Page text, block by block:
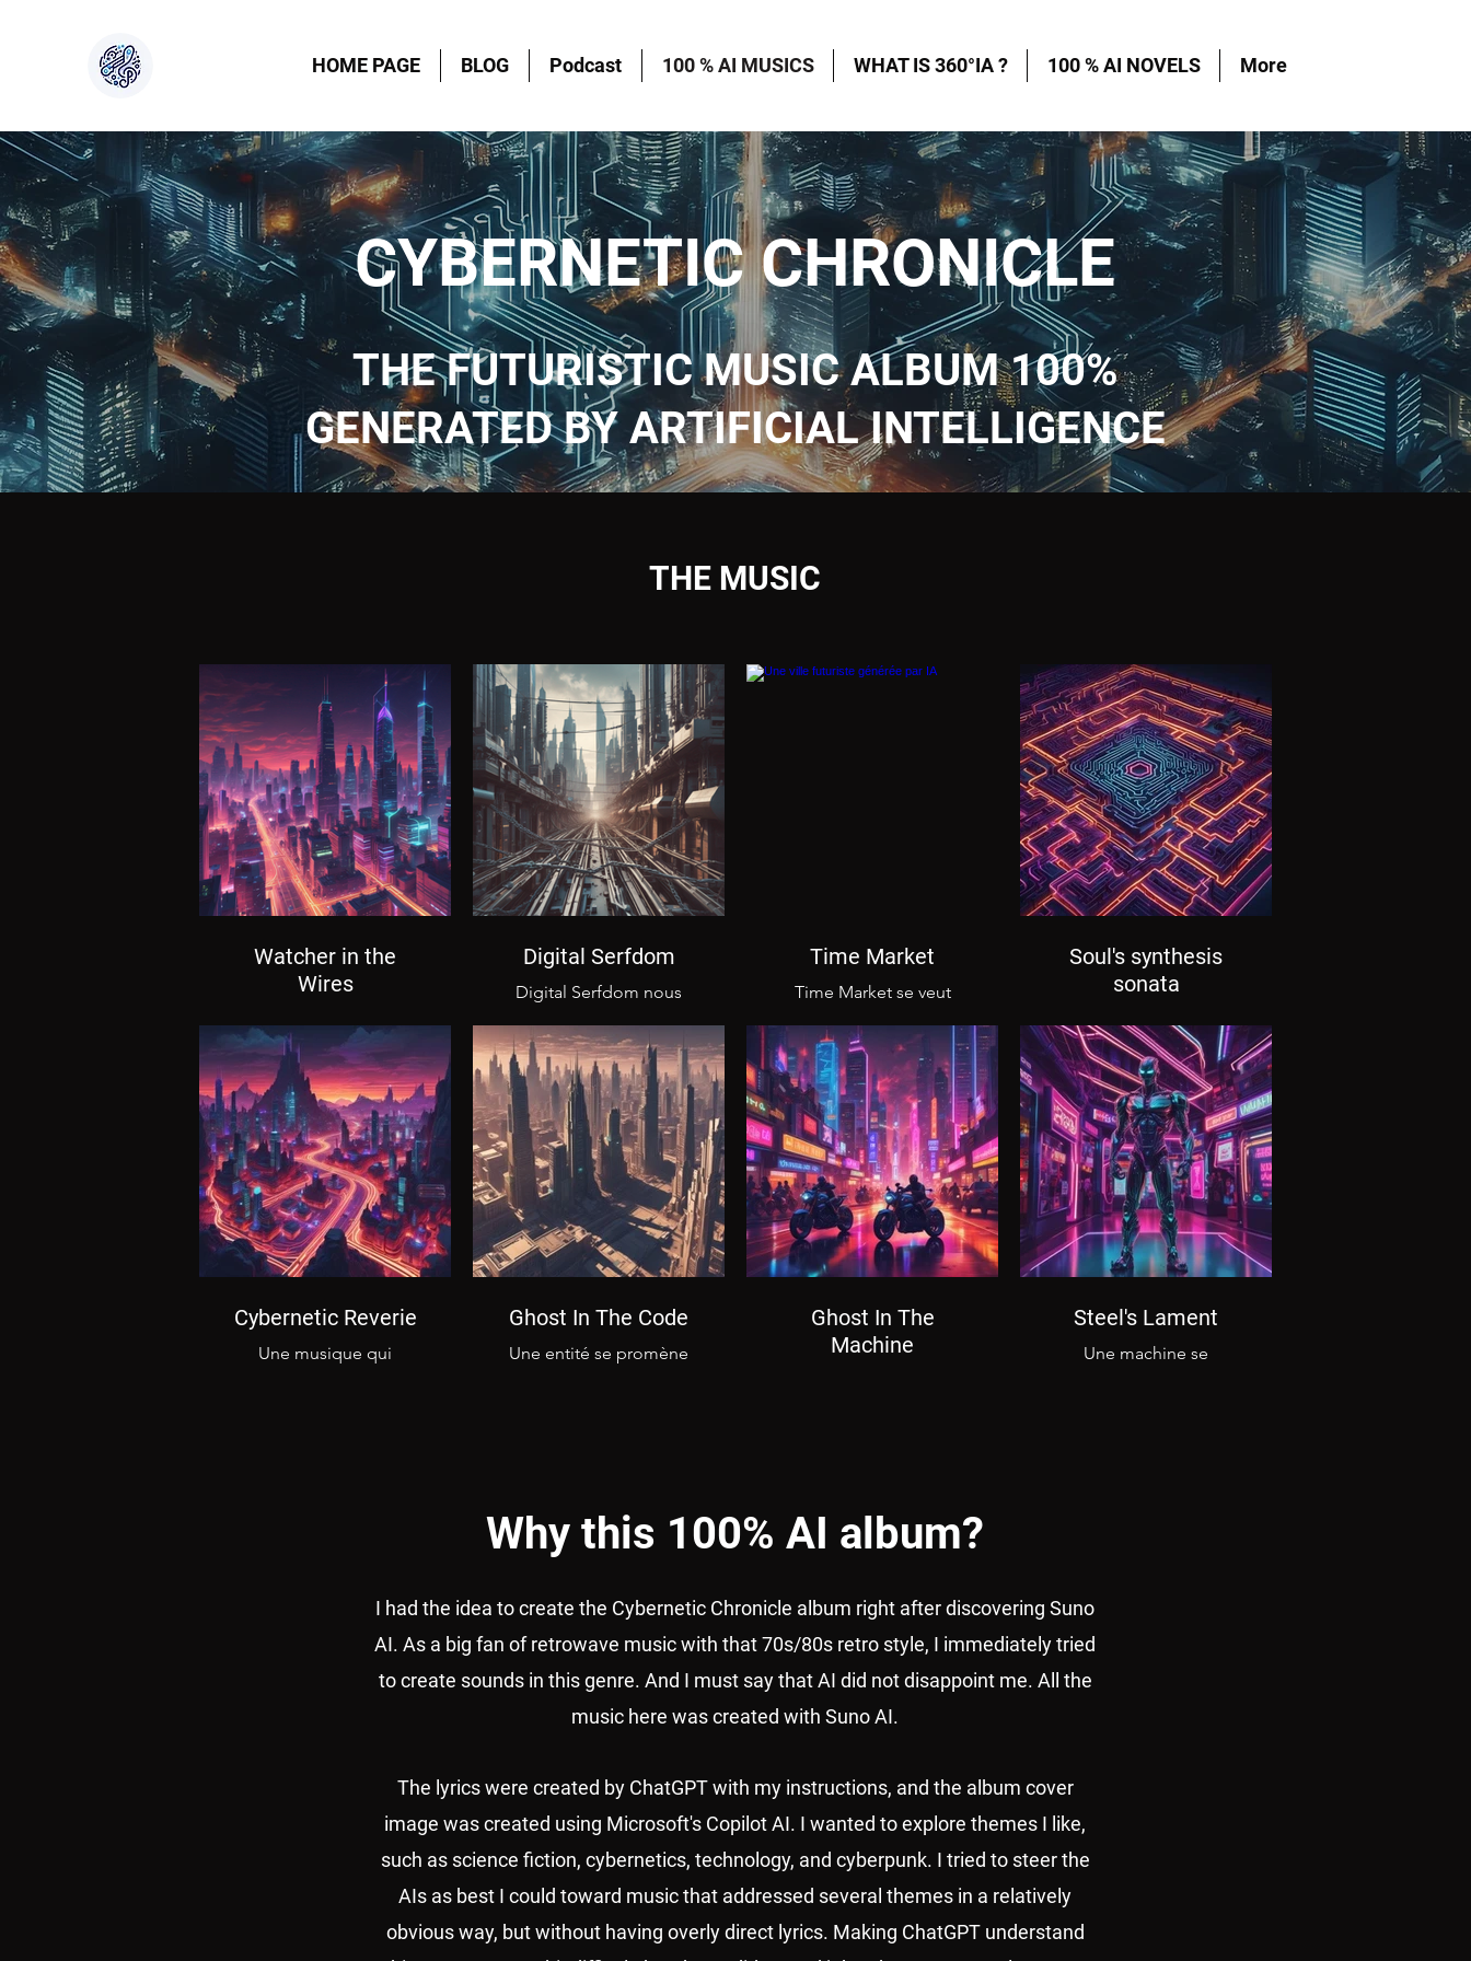
HOME PAGE BLOG Podcast 100 % AI MUSICS WHAT IS 360°IA ? 100 % AI NOVELS More
CYBERNETIC CHRONICLE
THE FUTURISTIC MUSIC ALBUM 100%
GENERATED BY ARTIFICIAL INTELLIGENCE
THE MUSIC
Watcher in the
Wires
vous dévoile une entité
qui observe les
humains et les autres
machines dans la ville,
devenue son terrain de
jeu...
Digital Serfdom
Digital Serfdom nous
somme jamais libres
avec la technologie
Time Market
Time Market se veut
notre temps, qui est
compté par tous...
Soul's synthesis
sonata
science fiction qui nous
rappelle la place de la
machine et l'évolution
de l'homme
Cybernetic Reverie
Une musique qui
Ghost In The Code
Une entité se promène
Ghost In The
Machine
Steel's Lament
Une machine se
Why this 100% AI album?
I had the idea to create the Cybernetic Chronicle album right after discovering Suno
AI. As a big fan of retrowave music with that 70s/80s retro style, I immediately tried
to create sounds in this genre. And I must say that AI did not disappoint me. All the
music here was created with Suno AI.
The lyrics were created by ChatGPT with my instructions, and the album cover
image was created using Microsoft's Copilot AI. I wanted to explore themes I like,
such as science fiction, cybernetics, technology, and cyberpunk. I tried to steer the
AIs as best I could toward music that addressed several themes in a relatively
obvious way, but without having overly direct lyrics. Making ChatGPT understand